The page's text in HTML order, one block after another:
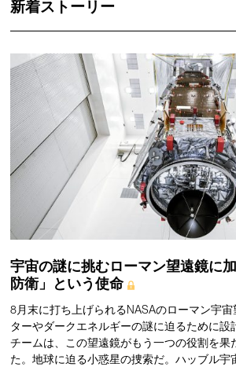
新着ストーリー
宇宙の謎に挑むローマン望遠鏡に
防衛」という使命
8月末に打ち上げられるNASAのローマン宇
ターやダークエネルギーの謎に迫るために設
チームは、この望遠鏡がもう一つの役割を果
た。地球に迫る小惑星の捜索だ。ハッブル宇